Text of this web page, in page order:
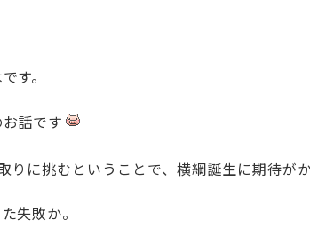
す。
話です
りに挑むということで、横綱誕生に期待が
失敗か。